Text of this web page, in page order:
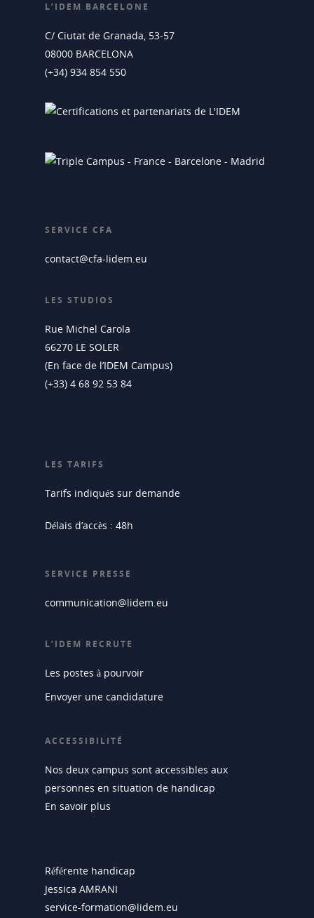
L’IDEM BARCELONE
C/ Ciutat de Granada, 53-57
08000 BARCELONA
(+34) 934 854 550
SERVICE CFA
contact@cfa-lidem.eu
LES STUDIOS
Rue Michel Carola
66270 LE SOLER
(En face de l’IDEM Campus)
(+33) 4 68 92 53 84
LES TARIFS
Tarifs indiqués sur demande
Délais d’accès : 48h
SERVICE PRESSE
communication@lidem.eu
L’IDEM RECRUTE
Les postes à pourvoir
Envoyer une candidature
ACCESSIBILITÉ
Nos deux campus sont accessibles aux
personnes en situation de handicap
En savoir plus
Référente handicap
Jessica AMRANI
service-formation@lidem.eu